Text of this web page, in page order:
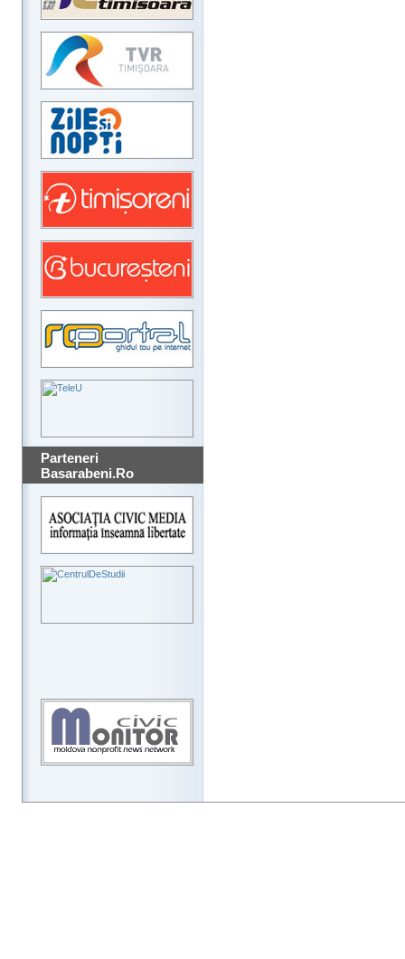
Parteneri
Basarabeni.Ro